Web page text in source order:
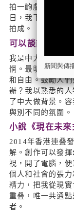
拍一齣戲。念頭
日，我下定決心
拍成。
可以談談《佳釀
我是中大本科畢
惘。最明顯的是
和自由。鼓勵人
辦？我以熟悉的
了中大做背景。
與別不同的氛圍。
小說《現在未
2014年香港連叠
解。創作可以發
視，開了電腦，
個人和社會的張
精力，把我從現
重叠，唯一共通
者。
新聞與傳